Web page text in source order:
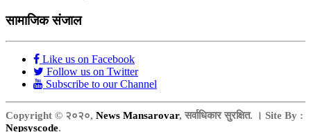
सामाजिक संजाल
Like us on Facebook
Follow us on Twitter
Subscribe to our Channel
Copyright © २०२०, News Mansarovar, सर्वाधिकार सुरक्षित. । Site By :
Nepsyscode.